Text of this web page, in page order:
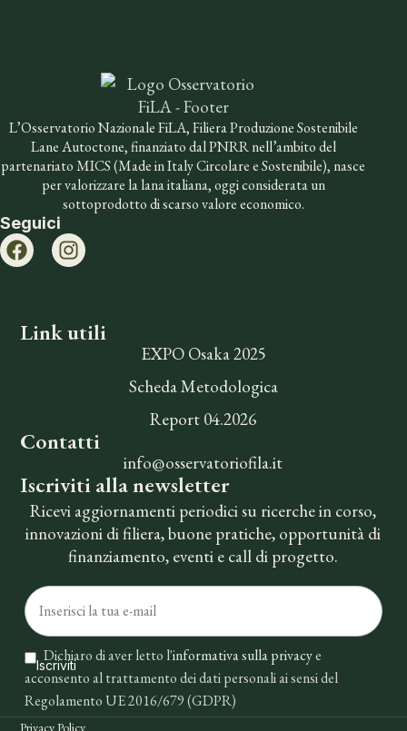
L’Osservatorio Nazionale FiLA, Filiera Produzione Sostenibile
Lane Autoctone, finanziato dal PNRR nell’ambito del
partenariato MICS (Made in Italy Circolare e Sostenibile), nasce
per valorizzare la lana italiana, oggi considerata un
sottoprodotto di scarso valore economico.
Seguici
Link utili
EXPO Osaka 2025
Scheda Metodologica
Report 04.2026
Contatti
info@osservatoriofila.it
Iscriviti alla newsletter
Ricevi aggiornamenti periodici su ricerche in corso,
innovazioni di filiera, buone pratiche, opportunità di
finanziamento, eventi e call di progetto.
Dichiaro di aver letto l'informativa sulla privacye
acconsento al trattamento dei dati personali ai sensi del
Regolamento UE 2016/679 (GDPR)